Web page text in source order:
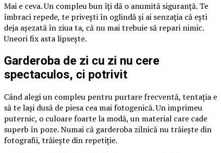
Mai e ceva. Un compleu bun îți dă o anumită siguranță. Te
îmbraci repede, te privești în oglindă și ai senzația că ești
deja așezată în ziua ta, că nu mai trebuie să repari nimic.
Uneori fix asta lipsește.
Garderoba de zi cu zi nu cere
spectaculos, ci potrivit
Când alegi un compleu pentru purtare frecventă, tentația e
să te lași dusă de piesa cea mai fotogenică. Un imprimeu
puternic, o culoare foarte la modă, un material care cade
superb în poze. Numai că garderoba zilnică nu trăiește din
fotografii, trăiește din repetiție.